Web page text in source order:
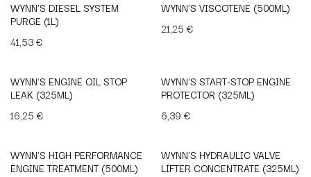
WYNN'S DIESEL SYSTEM
PURGE (1L)
41,53€
WYNN'S VISCOTENE (500ML)
21,25 €
WYNN'S ENGINE OIL STOP
LEAK (325ML)
16,25 €
WYNN'S START-STOP ENGINE
PROTECTOR (325ML)
6,39 €
WYNN'S HIGH PERFORMANCE
ENGINE TREATMENT (500ML)
WYNN'S HYDRAULIC VALVE
LIFTER CONCENTRATE (325ML)